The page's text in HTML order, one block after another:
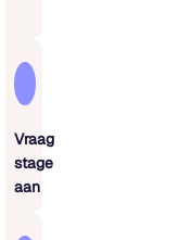
Vraag
stage
aan